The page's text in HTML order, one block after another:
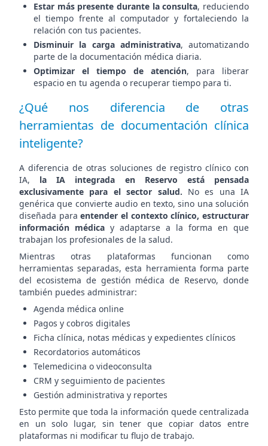
Estar más presente durante la consulta, reduciendo
el tiempo frente al computador y fortaleciendo la
relación con tus pacientes.
Disminuir la carga administrativa, automatizando
parte de la documentación médica diaria.
Optimizar el tiempo de atención, para liberar
espacio en tu agenda o recuperar tiempo para ti.
¿Qué nos diferencia de otras
herramientas de documentación clínica
inteligente?
A diferencia de otras soluciones de registro clínico con
IA, la IA integrada en Reservo está pensada
exclusivamente para el sector salud. No es una IA
genérica que convierte audio en texto, sino una solución
diseñada paraentender el contexto clínico, estructurar
información médica y adaptarse a la forma en que
trabajan los profesionales de la salud.
Mientras otras plataformas funcionan como
herramientas separadas, esta herramienta forma parte
del ecosistema de gestión médica de Reservo, donde
también puedes administrar:
Agenda médica online
Pagos y cobros digitales
Ficha clínica, notas médicas y expedientes clínicos
Recordatorios automáticos
Telemedicina o videoconsulta
CRM y seguimiento de pacientes
Gestión administrativa y reportes
Esto permite que toda la información quede centralizada
en un solo lugar, sin tener que copiar datos entre
plataformas ni modificar tu flujo de trabajo.